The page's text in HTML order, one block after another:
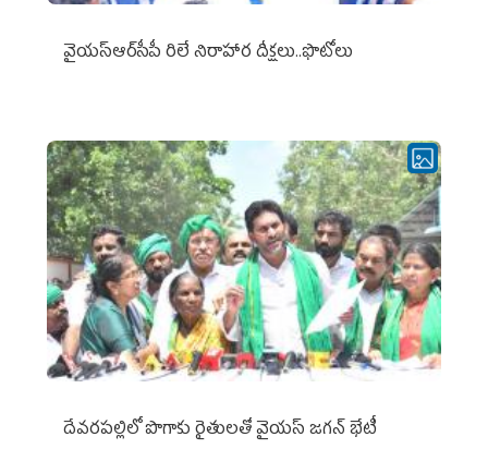
వైయ‌స్ఆర్‌సీపీ రిలే నిరాహార దీక్షలు..ఫొటోలు
దేవరపల్లిలో పొగాకు రైతులతో వైయస్ జగన్ భేటీ